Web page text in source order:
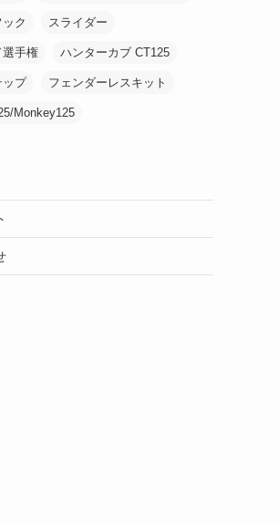
ク スライダー
選手権 ハンターカブ CT125
ップ フェンダーレスキット
Monkey125